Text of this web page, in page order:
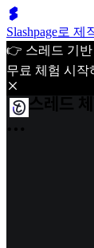
Slashpage로 제
👉 스레드 기반
무료 체험 시작